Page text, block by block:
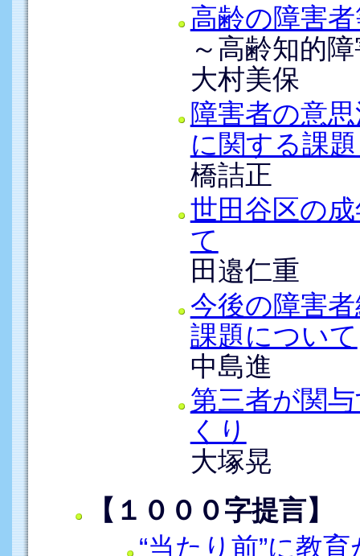
高齢の障害
～高齢知的
大村美保
障害者の意
に関する課
橋詰正
世田谷区の
て
田邉仁重
今後の障害
課題について
中島進
第三者が関
くり
大塚晃
【１０００字提言】
“当たり前”に教